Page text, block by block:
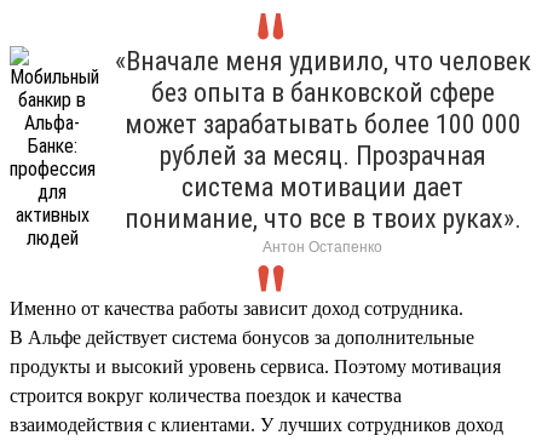
«Вначале меня удивило, что человек
без опыта в банковской сфере
может зарабатывать более 100 000
рублей за месяц. Прозрачная
система мотивации дает
понимание, что все в твоих руках».
Антон Остапенко
Именно от качества работы зависит доход сотрудника.
В Альфе действует система бонусов за дополнительные
продукты и высокий уровень сервиса. Поэтому мотивация
строится вокруг количества поездок и качества
взаимодействия с клиентами. У лучших сотрудников доход